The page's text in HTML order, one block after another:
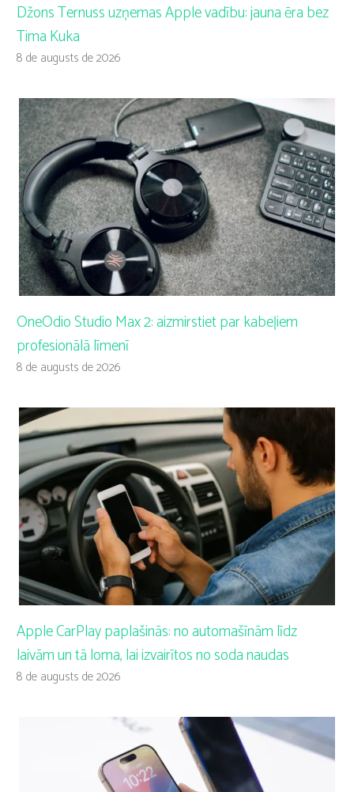
Džons Ternuss uzņemas Apple vadību: jauna ēra bez
Tima Kuka
8 de augusts de 2026
OneOdio Studio Max 2: aizmirstiet par kabeļiem
profesionālā līmenī
8 de augusts de 2026
Apple CarPlay paplašinās: no automašīnām līdz
laivām un tā loma, lai izvairītos no soda naudas
8 de augusts de 2026